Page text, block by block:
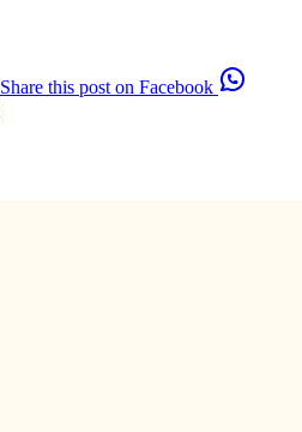
Share this post on Facebook